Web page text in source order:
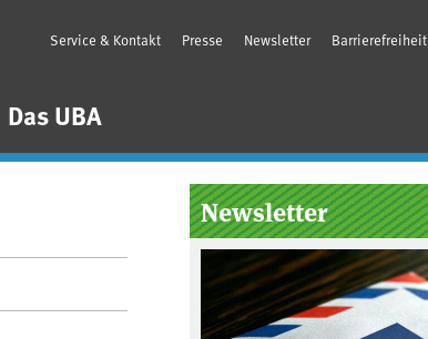
Das UBA
Service & Kontakt Presse Newsletter Barrierefreiheit
Seitenleiste
Newsletter